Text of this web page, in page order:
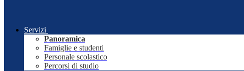
Servizi
Panoramica
Famiglie e studenti
Personale scolastico
Percorsi di studio